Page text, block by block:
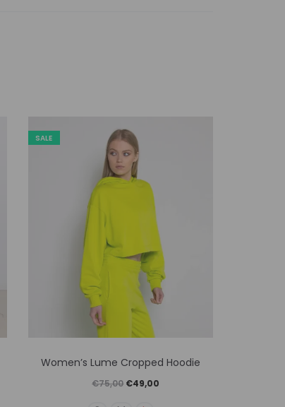
SALE
το
προϊόν
Women’s Lume Cropped Hoodie
€75,00 Original
price
€49,00